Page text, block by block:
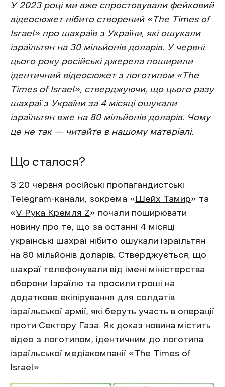
У 2023 році ми вже спростовували фейковий
відеосюжетнібито створений «The Times of
Israel» про шахраїв з України, які ошукали
ізраїльтян на 30 мільйонів доларів. У червні
цього року російські джерела поширили
ідентичний відеосюжет з логотипом «The
Times of Israel», стверджуючи, що цього разу
шахраї з України за 4 місяці ошукали
ізраїльтян вже на 80 мільйонів доларів. Чому
це не так — читайте в нашому матеріалі.
Що сталося?
З 20 червня російські пропагандистські
Telegram-канали, зокрема « Шейх Тамир» та
«V Рука Кремля Z» почали поширювати
новину про те, що за останні 4 місяці
українські шахраї нібито ошукали ізраїльтян
на 80 мільйонів доларів. Стверджується, що
шахраї телефонували від імені міністерства
оборони Ізраїлю та просили гроші на
додаткове екіпірування для солдатів
ізраїльської армії, які беруть участь в операції
проти Сектору Газа. Як доказ новина містить
відео з логотипом, ідентичним до логотипа
ізраїльської медіакомпанії «The Times of
Israel».